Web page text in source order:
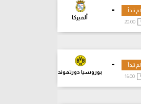
-
ألفيركا
لم تبدأ
20:00
-
بوروسيا دورتموند
لم تبدأ